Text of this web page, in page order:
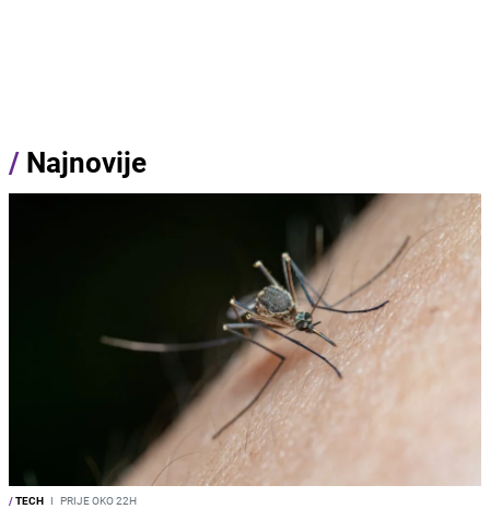
/ Najnovije
/TECH I PRIJE OKO 22H